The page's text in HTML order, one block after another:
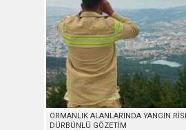
ORMANLIK ALANLARINDA YANGIN
DÜRBÜNLÜ GÖZETİM